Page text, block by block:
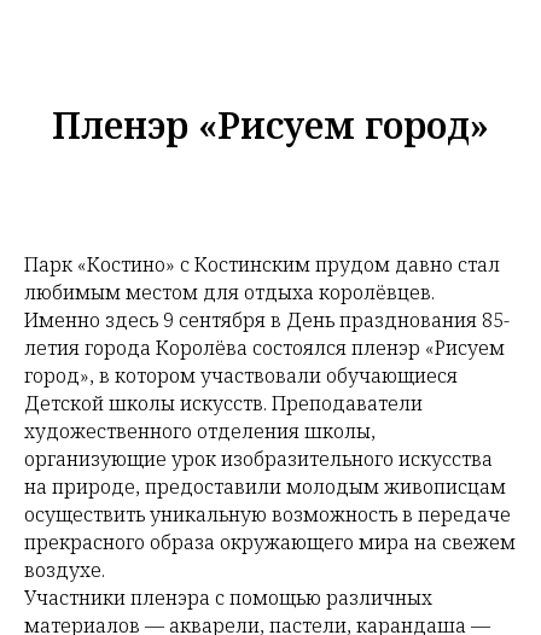
Пленэр «Рисуем город»
Парк «Костино» с Костинским прудом давно стал
любимым местом для отдыха королёвцев.
Именно здесь 9 сентября в День празднования 85-
летия города Королёва состоялся пленэр «Рисуем
город», в котором участвовали обучающиеся
Детской школы искусств. Преподаватели
художественного отделения школы,
организующие урок изобразительного искусства
на природе, предоставили молодым живописцам
осуществить уникальную возможность в передаче
прекрасного образа окружающего мира на свежем
воздухе.
Участники пленэра с помощью различных
материалов — акварели, пастели, карандаша —